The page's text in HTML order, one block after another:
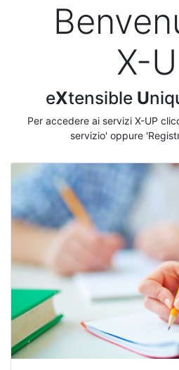
X-
eXtensible U
Per accedere ai servizi X-UP
servizio' oppure